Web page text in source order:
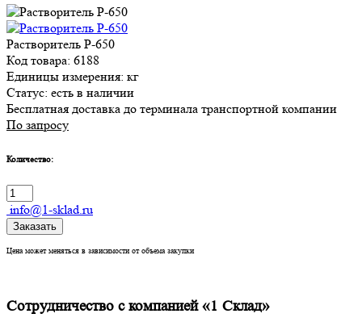
Растворитель Р-650
Код товара: 6188
Единицы измерения: кг
Статус: есть в наличии
Бесплатная доставка до терминала транспортной компании
По запросу
Количество:
info@1-sklad.ru
Заказать
Цена может меняться в зависимости от объема закупки
Сотрудничество с компанией «1 Склад»